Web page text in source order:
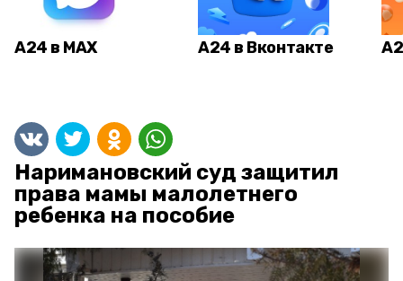
А24 в MAX А24 в Вконтакте
Наримановский суд защитил
права мамы малолетнего
ребенка на пособие